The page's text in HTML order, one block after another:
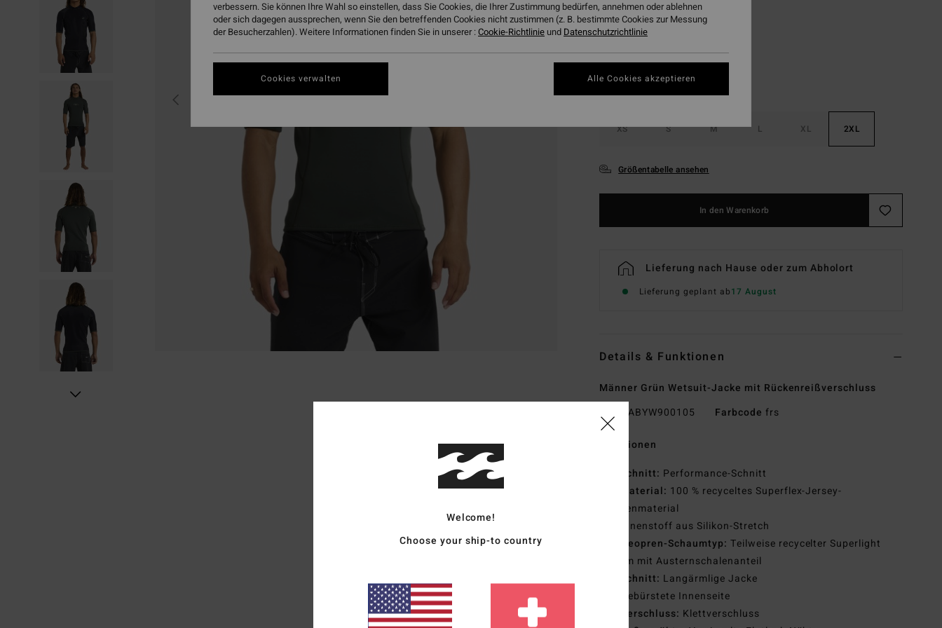
FarbeForest
XS S M L XL 2XL
Größentabelle ansehen
In den Warenkorb
Lieferung nach Hause oder zum Abholort
Lieferung geplant ab17 August
Details & Funktionen
Männer Grün Wetsuit-Jacke mit Rückenreißverschluss
Style
ABYW900105 Farbcode frs
Funktionen
Schnitt: Performance-Schnitt
Material: 100 % recyceltes Superflex-Jersey-
Außenmaterial
Innenstoff aus Silikon-Stretch
Neopren-Schaumtyp: Teilweise recycelter Superlight
Foam mit Austernschalenanteil
Schnitt: Langärmlige Jacke
Gebürstete Innenseite
Verschluss: Klettverschluss
Welcome!
Choose your ship-to country
verbessern. Sie können Ihre Wahl so einstellen, dass Sie Cookies, die Ihrer Zustimmung bedürfen, annehmen oder ablehnen
oder sich dagegen aussprechen, wenn Sie den betreffenden Cookies nicht zustimmen (z. B. bestimmte Cookies zur Messung
der Besucherzahlen). Weitere Informationen finden Sie in unserer :Cookie-Richtlinie und Datenschutzrichtlinie
Cookies verwalten Alle Cookies akzeptieren